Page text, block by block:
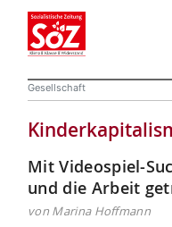
Gesellschaft
Mit Videospiel-
und die Arbeit
von Marina Hoffmann